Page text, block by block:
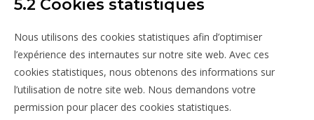
5.2 Cookies statistiques
Nous utilisons des cookies statistiques afin d’optimiser
l’expérience des internautes sur notre site web. Avec ces
cookies statistiques, nous obtenons des informations sur
l’utilisation de notre site web. Nous demandons votre
permission pour placer des cookies statistiques.